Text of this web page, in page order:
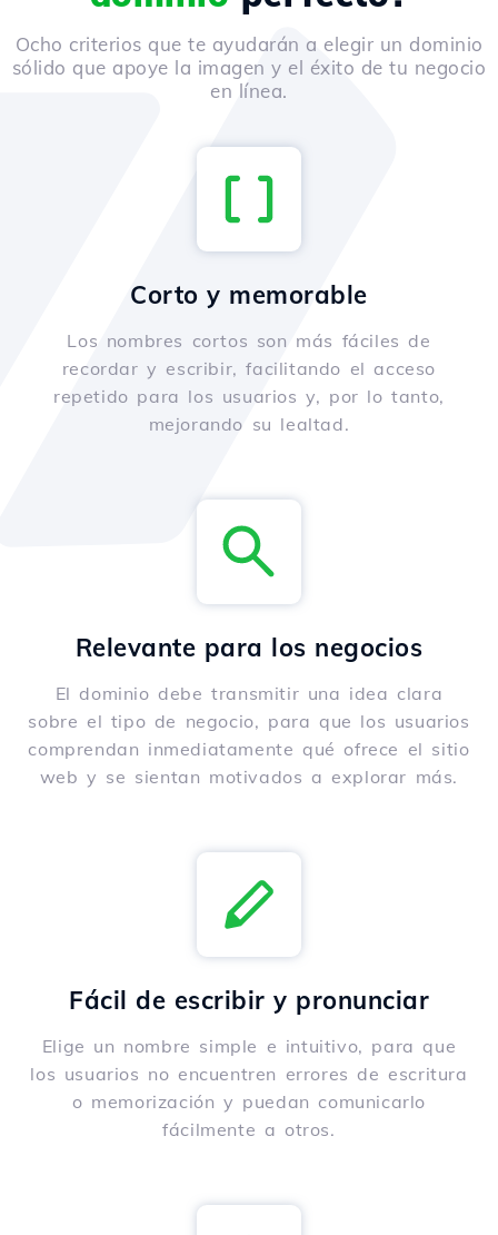
Ocho criterios que te ayudarán a elegir un dominio
sólido que apoye la imagen y el éxito de tu negocio
en línea.
Corto y memorable
Los nombres cortos son más fáciles de
recordar y escribir, facilitando el acceso
repetido para los usuarios y, por lo tanto,
mejorando su lealtad.
Relevante para los negocios
El dominio debe transmitir una idea clara
sobre el tipo de negocio, para que los usuarios
comprendan inmediatamente qué ofrece el sitio
web y se sientan motivados a explorar más.
Fácil de escribir y pronunciar
Elige un nombre simple e intuitivo, para que
los usuarios no encuentren errores de escritura
o memorización y puedan comunicarlo
fácilmente a otros.